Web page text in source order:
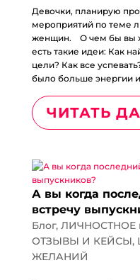
Девочки, планирую
мероприятий по теме
женщин.⠀ О чем бы вы
есть такие идеи: Как
цели? Как все
было больше энергии
ЧИТАТЬ
А вы когда
встречу
Блог, ЛИЧНОСТНОЕ
ОТЗЫВЫ И КЕЙСЫ,
ЖЕЛАНИЙ